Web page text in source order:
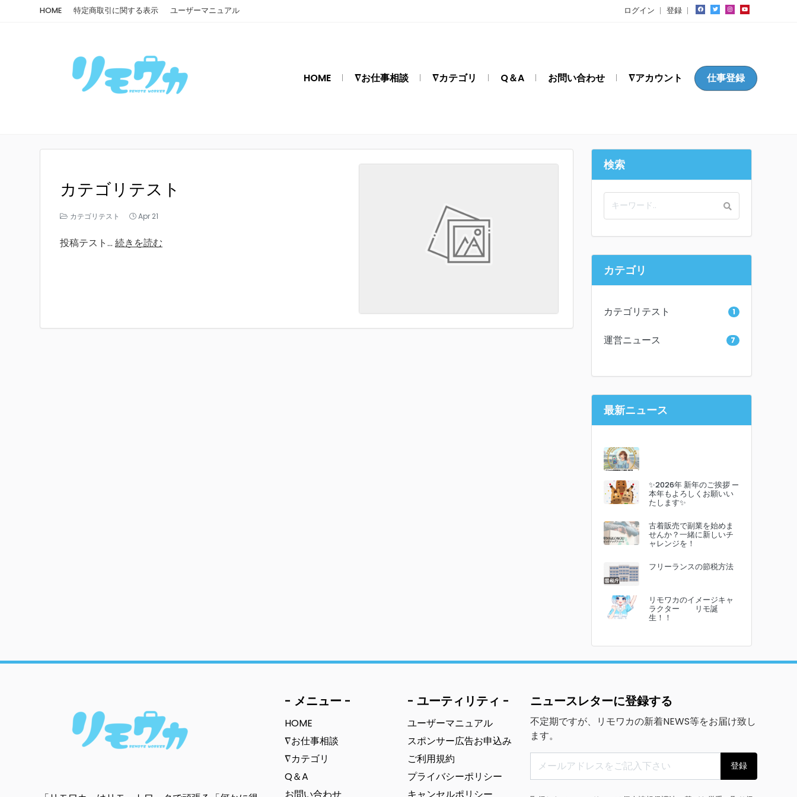
HOME 特定商取引に関する表示 ユーザーマニュアル ログイン 登録
HOME ∇お仕事相談 ∇カテゴリ Q＆A お問い合わせ ∇アカウント 仕事登録
カテゴリテスト
カテゴリテスト Apr 21
投稿テスト... 続きを読む
検索
カテゴリ
カテゴリテスト 1
運営ニュース 7
最新ニュース
✨2026年 新年のご挨拶 —
本年もよろしくお願いい
たします✨
古着販売で副業を始めま
せんか？一緒に新しいチ
ャレンジを！
フリーランスの節税方法
リモワカのイメージキャ
ラクター リモ誕
生！！
- メニュー -
HOME
∇お仕事相談
∇カテゴリ
Q＆A
お問い合わせ
- ユーティリティ -
ユーザーマニュアル
スポンサー広告お申込み
ご利用規約
プライバシーポリシー
キャンセルポリシー
ニュースレターに登録する
不定期ですが、リモワカの新着NEWS等をお届け致し
ます。
登録